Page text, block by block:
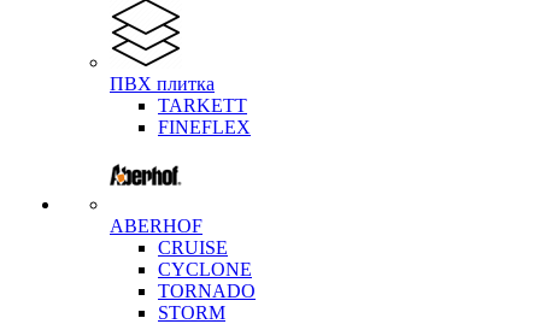
ПВХ плитка
TARKETT
FINEFLEX
ABERHOF
CRUISE
CYCLONE
TORNADO
STORM